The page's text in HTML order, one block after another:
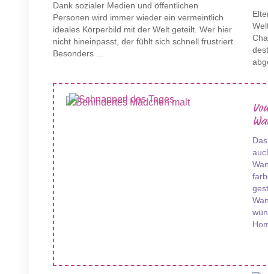
Dank sozialer Medien und öffentlichen
Personen wird immer wieder ein vermeintlich
ideales Körperbild mit der Welt geteilt. Wer hier
nicht hineinpasst, der fühlt sich schnell frustriert.
Besonders ...